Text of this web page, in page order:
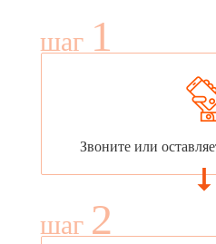
шаг 1
Звоните или
шаг 2